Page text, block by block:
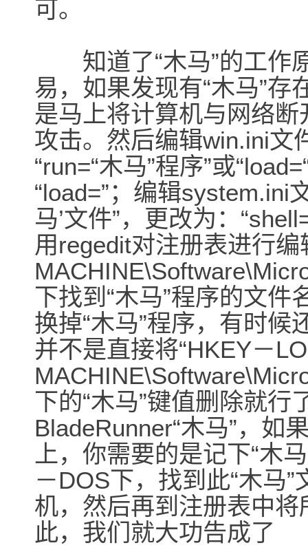
可。
知道了“木马”的工作
易，如果发现有“木马”
是马上将计算机与网络
攻击。然后编辑win.ini文
“run=“木马”程序”或
“load=”；编辑system.ini
马’文件”，更改为：
用regedit对注册表进行
下找到“木马”程序的文
换掉“木马”程序，有时候
并不是直接将“HKEY－
下的“木马”键值删除就行
BladeRunner“木马”，如
上，你需要的是记下“木
－DOS下，找到此“木马
机，然后再到注册表中将
此，我们就大功告成了